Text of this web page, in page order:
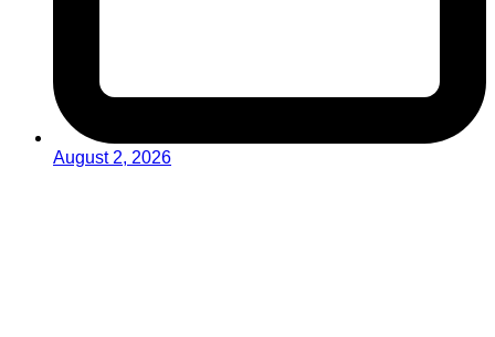
August 2, 2026